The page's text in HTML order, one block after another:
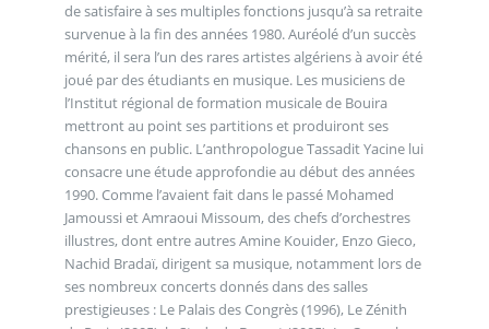
de satisfaire à ses multiples fonctions jusqu’à sa retraite
survenue à la fin des années 1980. Auréolé d’un succès
mérité, il sera l’un des rares artistes algériens à avoir été
joué par des étudiants en musique. Les musiciens de
l’Institut régional de formation musicale de Bouira
mettront au point ses partitions et produiront ses
chansons en public. L’anthropologue Tassadit Yacine lui
consacre une étude approfondie au début des années
1990. Comme l’avaient fait dans le passé Mohamed
Jamoussi et Amraoui Missoum, des chefs d’orchestres
illustres, dont entre autres Amine Kouider, Enzo Gieco,
Nachid Bradaï, dirigent sa musique, notamment lors de
ses nombreux concerts donnés dans des salles
prestigieuses : Le Palais des Congrès (1996), Le Zénith